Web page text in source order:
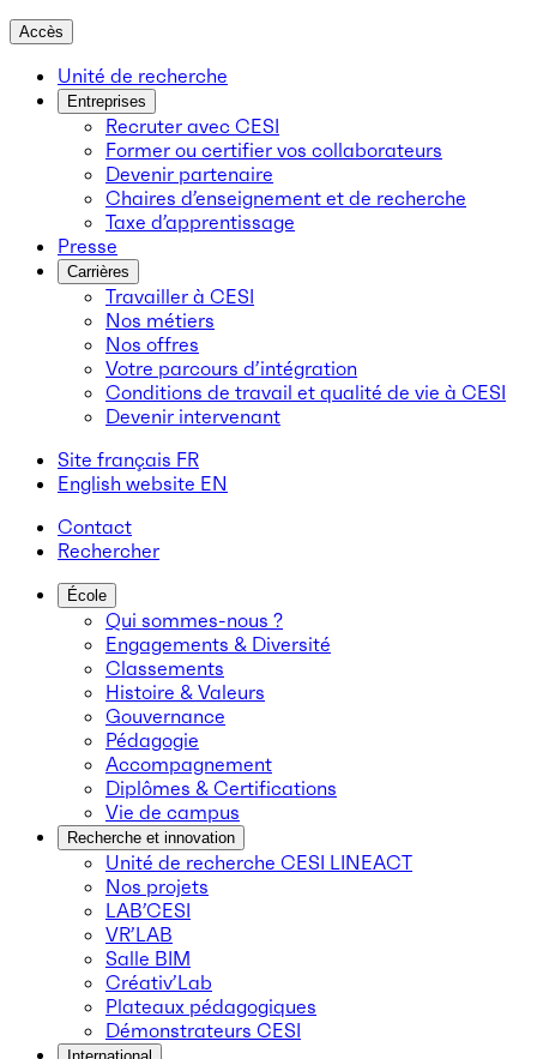
Accès
Unité de recherche
Entreprises
Recruter avec CESI
Former ou certifier vos collaborateurs
Devenir partenaire
Chaires d’enseignement et de recherche
Taxe d’apprentissage
Presse
Carrières
Travailler à CESI
Nos métiers
Nos offres
Votre parcours d’intégration
Conditions de travail et qualité de vie à CESI
Devenir intervenant
Site français FR
English website EN
Contact
Rechercher
École
Qui sommes-nous ?
Engagements & Diversité
Classements
Histoire & Valeurs
Gouvernance
Pédagogie
Accompagnement
Diplômes & Certifications
Vie de campus
Recherche et innovation
Unité de recherche CESI LINEACT
Nos projets
LAB’CESI
VR’LAB
Salle BIM
Créativ’Lab
Plateaux pédagogiques
Démonstrateurs CESI